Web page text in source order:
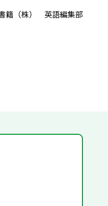
籍（株） 英語編集部